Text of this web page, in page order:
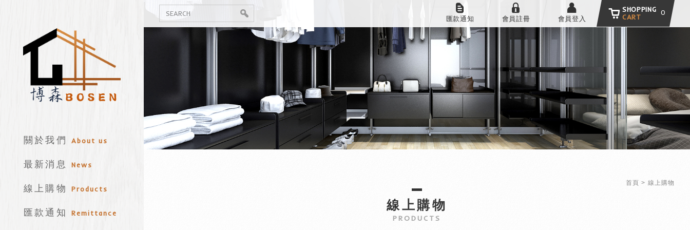
關於我們About us
最新消息News
線上購物Products
匯款通知Remittance
匯款通知 會員註冊 會員登入
SHOPPING
CART
0
首頁 線上購物
線上購物
PRODUCTS